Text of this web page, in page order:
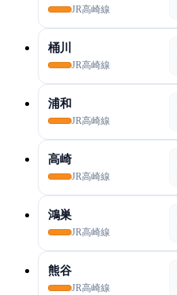
JR高崎線
桶川
JR高崎線
浦和
JR高崎線
高崎
JR高崎線
鴻巣
JR高崎線
熊谷
JR高崎線